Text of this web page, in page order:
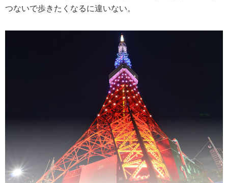
つないで歩きたくなるに違いない。